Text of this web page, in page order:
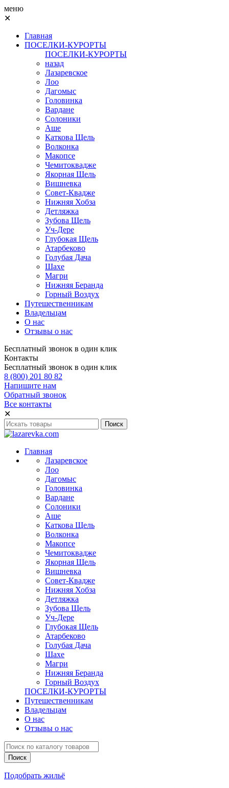
меню
✕
Главная
ПОСЕЛКИ-КУРОРТЫ
ПОСЕЛКИ-КУРОРТЫ
назад
Лазаревское
Лоо
Дагомыс
Головинка
Вардане
Солоники
Аше
Каткова Щель
Волконка
Макопсе
Чемитоквадже
Якорная Щель
Вишневка
Совет-Квадже
Нижняя Хобза
Детляжка
Зубова Щель
Уч-Дере
Глубокая Щель
Атарбеково
Голубая Дача
Шахе
Магри
Нижняя Беранда
Горный Воздух
Путешественникам
Владельцам
О нас
Отзывы о нас
Бесплатный звонок в один клик
Контакты
Бесплатный звонок в один клик
8 (800) 201 80 82
Напишите нам
Обратный звонок
Все контакты
✕
Главная
Лазаревское
Лоо
Дагомыс
Головинка
Вардане
Солоники
Аше
Каткова Щель
Волконка
Макопсе
Чемитоквадже
Якорная Щель
Вишневка
Совет-Квадже
Нижняя Хобза
Детляжка
Зубова Щель
Уч-Дере
Глубокая Щель
Атарбеково
Голубая Дача
Шахе
Магри
Нижняя Беранда
Горный Воздух
ПОСЕЛКИ-КУРОРТЫ
Путешественникам
Владельцам
О нас
Отзывы о нас
Подобрать жильё